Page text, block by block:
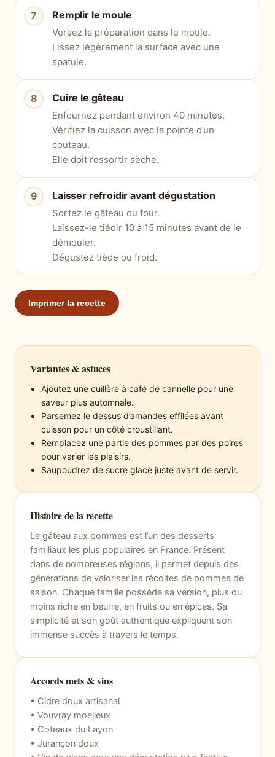
Remplir le moule
Versez la préparation dans le moule.
Lissez légèrement la surface avec une
spatule.
Cuire le gâteau
Enfournez pendant environ 40 minutes.
Vérifiez la cuisson avec la pointe d’un
couteau.
Elle doit ressortir sèche.
Laisser refroidir avant dégustation
Sortez le gâteau du four.
Laissez-le tiédir 10 à 15 minutes avant de le
démouler.
Dégustez tiède ou froid.
Imprimer la recette
Variantes & astuces
Ajoutez une cuillère à café de cannelle pour une
saveur plus automnale.
Parsemez le dessus d’amandes effilées avant
cuisson pour un côté croustillant.
Remplacez une partie des pommes par des poires
pour varier les plaisirs.
Saupoudrez de sucre glace juste avant de servir.
Histoire de la recette
Le gâteau aux pommes est l’un des desserts
familiaux les plus populaires en France. Présent
dans de nombreuses régions, il permet depuis des
générations de valoriser les récoltes de pommes de
saison. Chaque famille possède sa version, plus ou
moins riche en beurre, en fruits ou en épices. Sa
simplicité et son goût authentique expliquent son
immense succès à travers le temps.
Accords mets & vins
• Cidre doux artisanal
• Vouvray moelleux
• Coteaux du Layon
• Jurançon doux